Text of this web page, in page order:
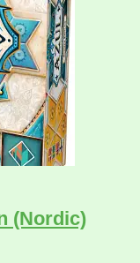
(Nordic)